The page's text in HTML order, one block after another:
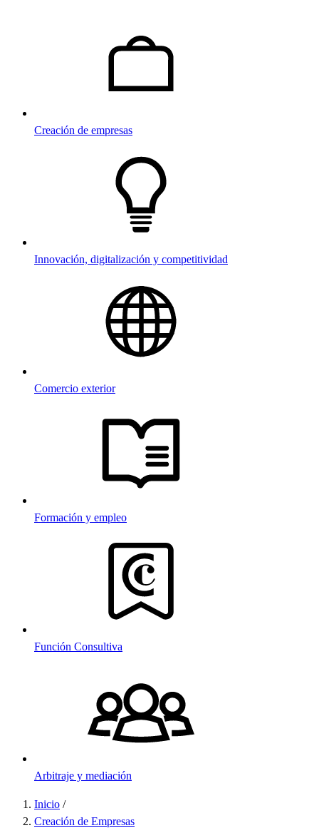
Creación de empresas
Innovación, digitalización y competitividad
Comercio exterior
Formación y empleo
Función Consultiva
Arbitraje y mediación
Sobrescribir
Inicio /
Creación de Empresas